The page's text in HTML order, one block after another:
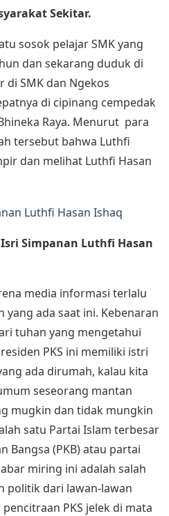
Sekitar.
sosok pelajar SMK yang
dan sekarang duduk di
di SMK dan Ngekos
di cipinang cempedak
Raya. Menurut para
tersebut bahwa Luthfi
dan melihat Luthfi Hasan
Simpanan Luthfi Hasan
media informasi terlalu
yang ada saat ini. Kebenaran
tuhan yang mengetahui
PKS ini memiliki istri
ada dirumah, kalau kita
seseorang mantan
mugkin dan tidak mungkin
satu Partai Islam terbesar
Bangsa (PKB) atau partai
miring ini adalah salah
politik dari lawan-lawan
PKS jelek di mata